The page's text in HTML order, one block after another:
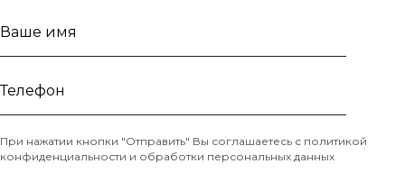
Ваше
Телефон
*
При нажатии кнопки "Отправить" Вы соглашаетесь с политикой
конфиденциальности и обработки персональных данных